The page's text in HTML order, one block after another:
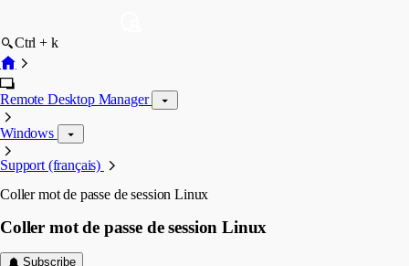
Ctrl + k
Remote Desktop Manager
Windows
Support (français)
Coller mot de passe de session Linux
Coller mot de passe de session Linux
Subscribe